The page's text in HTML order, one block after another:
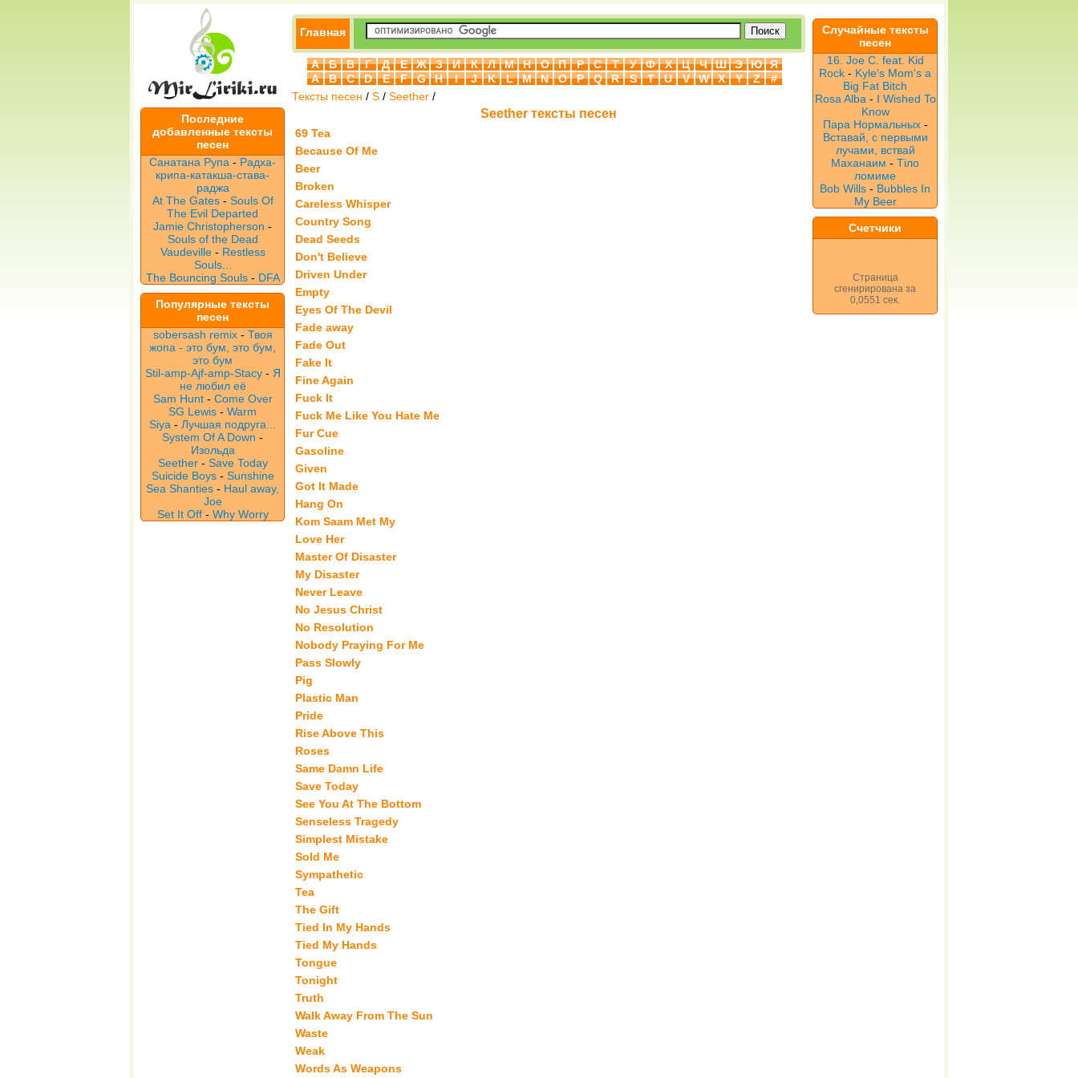
Последние
добавленные тексты
песен
Санатана Рупа - Радха-
крипа-катакша-става-
раджа
At The Gates- Souls Of
The Evil Departed
Jamie Christopherson -
Souls of the Dead
Vaudeville - Restless
Souls...
The Bouncing Souls- DFA
Популярные тексты
песен
sobersash remix- Твоя
жопа - это бум, это бум,
это бум
Stil-amp-Ajf-amp-Stacy- Я
не любил её
Sam Hunt- Come Over
SG Lewis - Warm
Siya - Лучшая подруга...
System Of A Down -
Изольда
Seether- Save Today
Suicide Boys- Sunshine
Sea Shanties - Haul away,
Joe
Set It Off- Why Worry
Главная
А Б В Г Д Е Ж З И К Л М Н О П Р С Т У Ф Х Ц Ч Ш Э Ю
Я
A
B C D E F G H I J K L M N O P Q R S T U V W X Y Z
#
Тексты песен / S / Seether /
Seether тексты песен
69 Tea
Because Of Me
Beer
Broken
Careless Whisper
Country Song
Dead Seeds
Don't Believe
Driven Under
Empty
Eyes Of The Devil
Fade away
Fade Out
Fake It
Fine Again
Fuck It
Fuck Me Like You Hate Me
Fur Cue
Gasoline
Given
Got It Made
Hang On
Kom Saam Met My
Love Her
Master Of Disaster
My Disaster
Never Leave
No Jesus Christ
No Resolution
Nobody Praying For Me
Pass Slowly
Pig
Plastic Man
Pride
Rise Above This
Roses
Same Damn Life
Save Today
See You At The Bottom
Senseless Tragedy
Simplest Mistake
Sold Me
Sympathetic
Tea
The Gift
Tied In My Hands
Tied My Hands
Tongue
Tonight
Truth
Walk Away From The Sun
Waste
Weak
Words As Weapons
Случайные тексты
песен
16. Joe C. feat. Kid
Rock - Kyle's Mom's a
Big Fat Bitch
Rosa Alba - I Wished To
Know
Пара Нормальных-
Вставай, с первыми
лучами, вствай
Маханаим - Тіло
ломиме
Bob Wills - Bubbles In
My Beer
Счетчики
Страница
сгенирирована за
0,0551 сек.